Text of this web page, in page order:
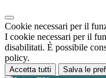
Cookie necessari per il
I cookie necessari per il
disabilitati. È possibile
policy.
Accetta tutti Salva le